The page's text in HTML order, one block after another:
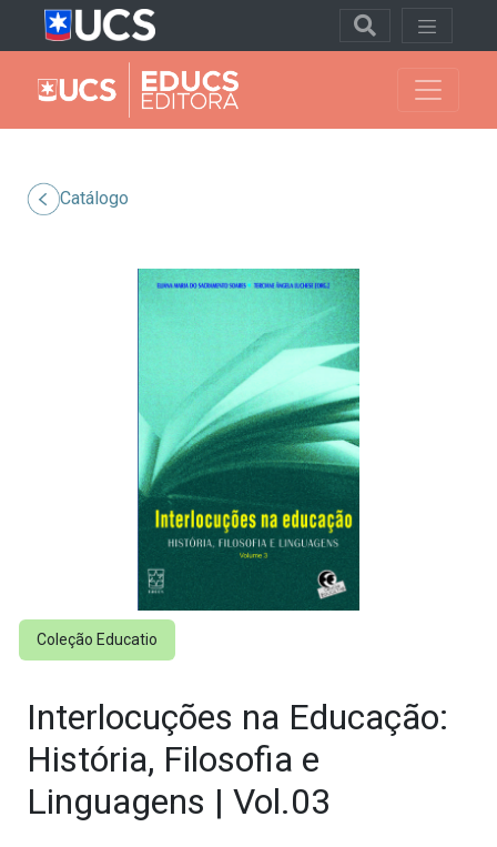
Catálogo
Coleção Educatio
Interlocuções na Educação:
História, Filosofia e
Linguagens | Vol.03